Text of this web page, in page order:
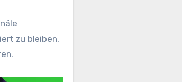
zu bleiben,